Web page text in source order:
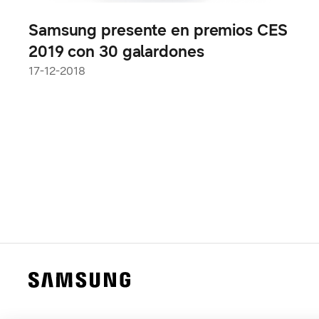
Samsung presente en premios CES
2019 con 30 galardones
17-12-2018